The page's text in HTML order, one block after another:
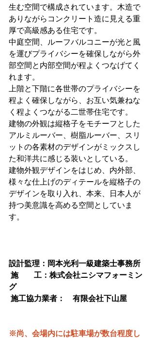
生む空間で構成されています。木造で
ありながらコンクリート造に見える重
厚で高級感ある住宅です。
中庭空間、ルーフバルコニーが光と風
を運びプライバシーを確保しながら外
部空間と内部空間が程よくつなげてく
れます。
上階と下階に各世帯のプライバシーを
程よく確保しながら、お互い気兼ねな
く程よくつながる二世帯住宅です。
建物の外観は縦格子をモチーフとした
アルミルーバー、樹脂ルーバー、スリ
ットの各素材のデザインがミックスし
た和洋共に感じる装いとしている。
建物外観デザインをはじめ、内外部、
様々な仕上げのディテールを縦格子の
デザインを取り入れ、本来、日本人が
持つ美意識を高める空間としていま
す。
設計監理：岡本光利一級建築士事務所
グ
施工協力業者：　有限会社下山屋
※尚、会場内には駐車場が数台程度し